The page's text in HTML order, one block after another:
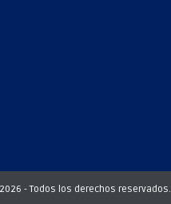
2026 - Todos los derechos reservados.